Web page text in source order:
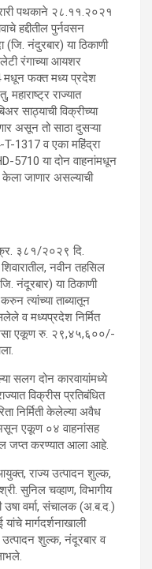
पथकाने २८.११.२०२१
हद्दीतील पुर्नवसन
(जि. नंदुरबार) या ठिकाणी
रंगाच्या आयशर
मधून फक्त मध्य प्रदेश
महाराष्ट्र राज्यात
साठ्याची विक्रीच्या
असून तो साठा दुसऱ्या
1317 व एका महिंद्रा
5710 या दोन वाहनांमधून
केला जाणार असल्याची
क्र. ३८१/२०२९ दि.
नवीन तहसिल
नंदूरबार) या ठिकाणी
त्यांच्या ताब्यातून
व मध्यप्रदेश निर्मित
एकूण रु. २९,४५,६००/-
सलग दोन कारवायांमध्ये
विक्रीस प्रतिबंधित
निर्मिती केलेल्या अवैध
एकूण ०४ वाहनांसह
जप्त करण्यात आला आहे.
आयुक्त, राज्य उत्पादन शुल्क,
सुनिल चव्हाण, विभागीय
वर्मा, संचालक (अ.ब.द.)
मार्गदर्शनाखाली
शुल्क, नंदूरबार व